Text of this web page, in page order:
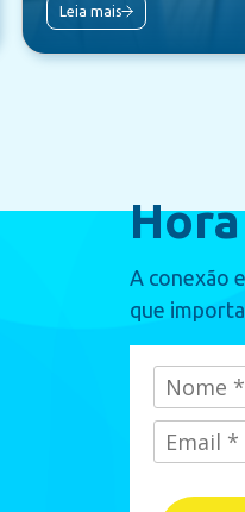
Leia mais
A conexão
que